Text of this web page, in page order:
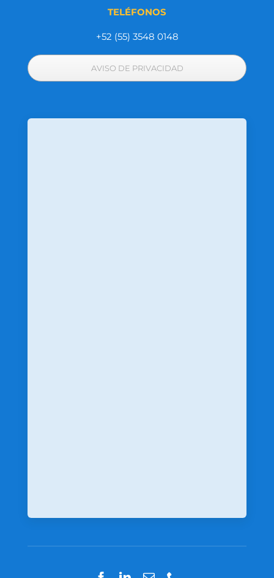
TELÉFONOS
+52 (55) 3548 0148
AVISO DE PRIVACIDAD